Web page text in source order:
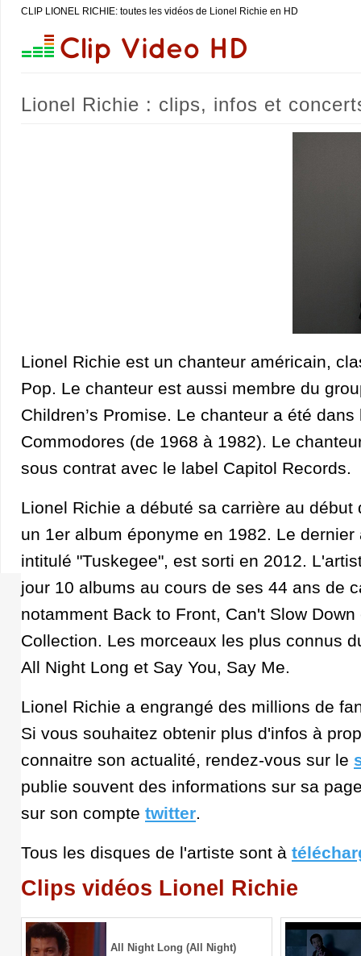
CLIP LIONEL RICHIE: toutes les vidéos de Lionel Richie en HD
Lionel Richie : clips, infos et
Lionel Richie est un chanteur américain,
Pop. Le chanteur est aussi membre du
Children’s Promise. Le chanteur a été dans
Commodores (de 1968 à 1982). Le
sous contrat avec le label Capitol Records.
Lionel Richie a débuté sa carrière au début
un 1er album éponyme en 1982. Le
intitulé "Tuskegee", est sorti en 2012.
jour 10 albums au cours de ses 44 ans de
notamment Back to Front, Can't Slow
Collection. Les morceaux les plus connus
All Night Long et Say You, Say Me.
Lionel Richie a engrangé des millions de
Si vous souhaitez obtenir plus d'infos à
connaitre son actualité, rendez-vous sur le
publie souvent des informations sur sa
sur son compte twitter.
Tous les disques de l'artiste sont à
Clips vidéos Lionel Richie
All Night Long (All Night)